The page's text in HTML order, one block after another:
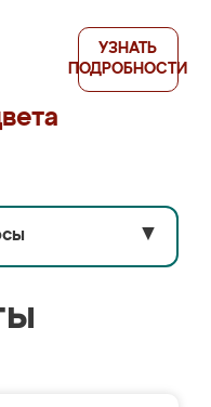
УЗНАТЬ
ПОДРОБНОСТИ
▼